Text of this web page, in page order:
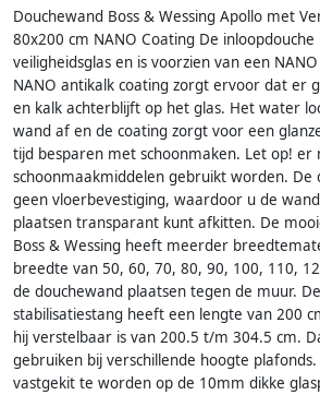
Douchewand Boss & Wessing Apollo met
80x200 cm NANO Coating De
veiligheidsglas en is voorzien van een
NANO antikalk coating zorgt ervoor dat er
en kalk achterblijft op het glas. Het water
wand af en de coating zorgt voor een
tijd besparen met schoonmaken. Let op! er
schoonmaakmiddelen gebruikt worden. De
geen vloerbevestiging, waardoor u de
plaatsen transparant kunt afkitten. De
Boss & Wessing heeft meerder
breedte van 50, 60, 70, 80, 90, 100, 110,
de douchewand plaatsen tegen de muur.
stabilisatiestang heeft een lengte van 200
hij verstelbaar is van 200.5 t/m 304.5 cm.
gebruiken bij verschillende hoogte
vastgekit te worden op de 10mm dikke